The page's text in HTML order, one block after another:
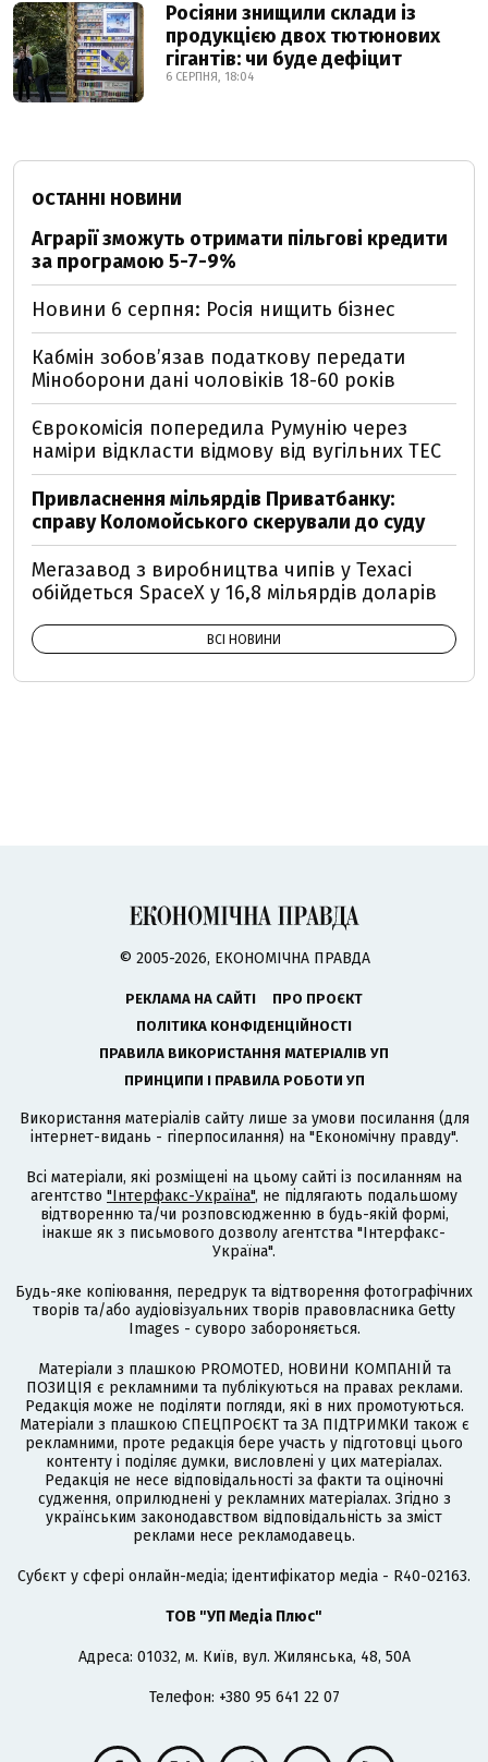
Росіяни знищили склади із
продукцією двох тютюнових
гігантів: чи буде дефіцит
6 СЕРПНЯ, 18:04
ОСТАННІ НОВИНИ
Аграрії зможуть отримати пільгові кредити
за програмою 5-7-9%
Новини 6 серпня: Росія нищить бізнес
Кабмін зобовʼязав податкову передати
Міноборони дані чоловіків 18-60 років
Єврокомісія попередила Румунію через
наміри відкласти відмову від вугільних ТЕС
Привласнення мільярдів Приватбанку:
справу Коломойського скерували до суду
Мегазавод з виробництва чипів у Техасі
обійдеться SpaceX у 16,8 мільярдів доларів
ВСІ НОВИНИ
© 2005-2026, ЕКОНОМІЧНА ПРАВДА
РЕКЛАМА НА САЙТІ
ПРО ПРОЄКТ
ПОЛІТИКА КОНФІДЕНЦІЙНОСТІ
ПРАВИЛА ВИКОРИСТАННЯ МАТЕРІАЛІВ УП
ПРИНЦИПИ І ПРАВИЛА РОБОТИ УП
Використання матеріалів сайту лише за умови посилання (для
інтернет-видань - гіперпосилання) на "Економічну правду".
Всі матеріали, які розміщені на цьому сайті із посиланням на
агентство "Інтерфакс-Україна", не підлягають подальшому
відтворенню та/чи розповсюдженню в будь-якій формі,
інакше як з письмового дозволу агентства "Інтерфакс-
Україна".
Будь-яке копіювання, передрук та відтворення фотографічних
творів та/або аудіовізуальних творів правовласника Getty
Images - суворо забороняється.
Матеріали з плашкою PROMOTED, НОВИНИ КОМПАНІЙ та
ПОЗИЦІЯ є рекламними та публікуються на правах реклами.
Редакція може не поділяти погляди, які в них промотуються.
Матеріали з плашкою СПЕЦПРОЄКТ та ЗА ПІДТРИМКИ також є
рекламними, проте редакція бере участь у підготовці цього
контенту і поділяє думки, висловлені у цих матеріалах.
Редакція не несе відповідальності за факти та оціночні
судження, оприлюднені у рекламних матеріалах. Згідно з
українським законодавством відповідальність за зміст
реклами несе рекламодавець.
Cубєкт у сфері онлайн-медіа; ідентифікатор медіа - R40-02163.
ТОВ "УП Медіа Плюс"
Адреса: 01032, м. Київ, вул. Жилянська, 48, 50А
Телефон: +380 95 641 22 07